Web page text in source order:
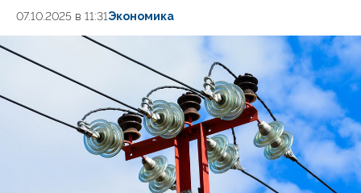
07.10.2025 в 11:31Экономика